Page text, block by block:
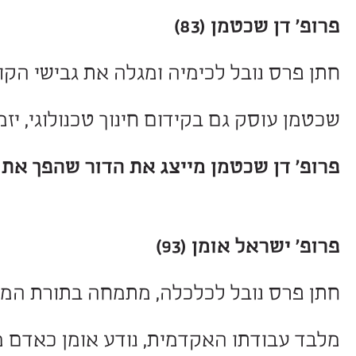
לכימיה ומגלה את גבישי הקוואזי.
בקידום חינוך טכנולוגי, יזמות
מייצג את הדור שהפך את